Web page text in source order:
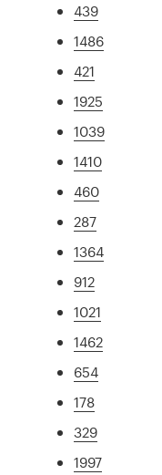
439
1486
421
1925
1039
1410
460
287
1364
912
1021
1462
654
178
329
1997